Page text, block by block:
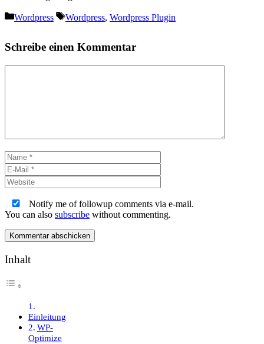
Kategorien
Wordpress Schlagwörter
Wordpress, Wordpress Plugin
Schreibe einen Kommentar
Name
Mail
Notify me of followup comments via e-mail.
You can also subscribe without commenting.
Inhalt
Einleitung
WP-
Optimize